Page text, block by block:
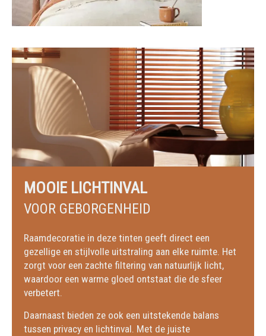
MOOIE LICHTINVAL
VOOR GEBORGENHEID
Raamdecoratie in deze tinten geeft direct een
gezellige en stijlvolle uitstraling aan elke ruimte. Het
zorgt voor een zachte filtering van natuurlijk licht,
waardoor een warme gloed ontstaat die de sfeer
verbetert.
Daarnaast bieden ze ook een uitstekende balans
tussen privacy en lichtinval. Met de juiste